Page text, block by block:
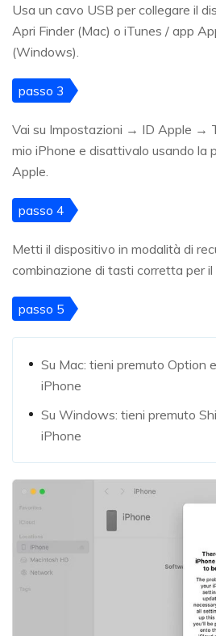
Usa un cavo USB per collegare il
Apri Finder (Mac) o iTunes / app
(Windows).
passo 3
Vai su Impostazioni → ID Apple →
mio iPhone e disattivalo usando la
Apple.
passo 4
Metti il dispositivo in modalità di
combinazione di tasti corretta per il
passo 5
Su Mac: tieni premuto Option
iPhone
Su Windows: tieni premuto
iPhone